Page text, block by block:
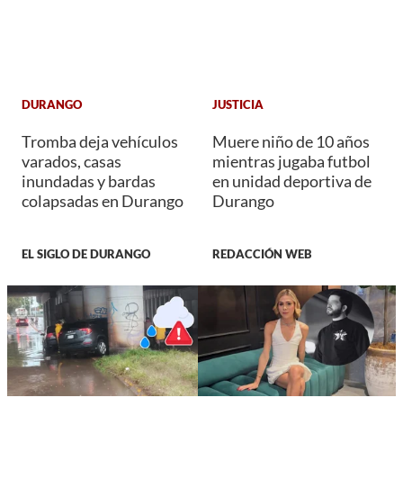
DURANGO
Tromba deja vehículos
varados, casas
inundadas y bardas
colapsadas en Durango
EL SIGLO DE DURANGO
JUSTICIA
Muere niño de 10 años
mientras jugaba futbol
en unidad deportiva de
Durango
REDACCIÓN WEB